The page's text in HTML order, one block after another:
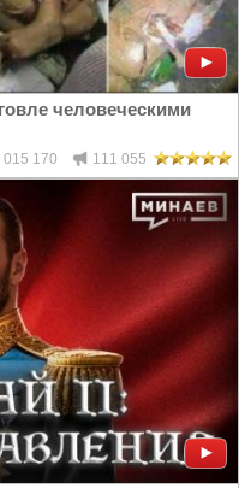
человеческими
015 170 111 055